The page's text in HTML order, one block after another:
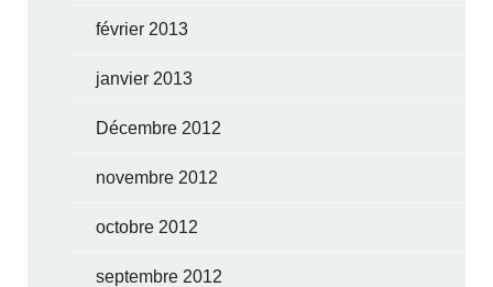
février 2013
janvier 2013
Décembre 2012
novembre 2012
octobre 2012
septembre 2012